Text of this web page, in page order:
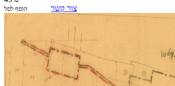
הוסף לסל צור קשר